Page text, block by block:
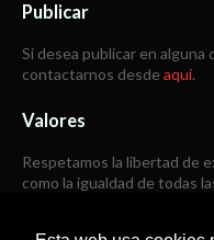
Publicar
Si desea publicar en
contactarnos desde aquí.
Valores
Respetamos la libertad de
como la igualdad de todas